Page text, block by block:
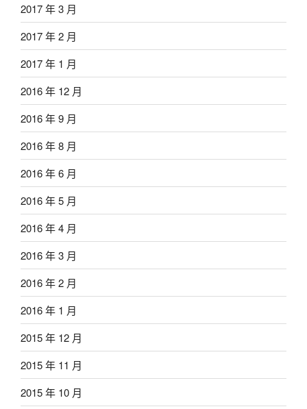
2017 年 3 月
2017 年 2 月
2017 年 1 月
2016 年 12 月
2016 年 9 月
2016 年 8 月
2016 年 6 月
2016 年 5 月
2016 年 4 月
2016 年 3 月
2016 年 2 月
2016 年 1 月
2015 年 12 月
2015 年 11 月
2015 年 10 月